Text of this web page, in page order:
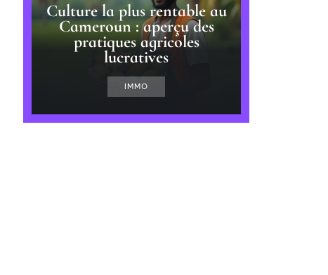
Culture la plus rentable au
Cameroun : aperçu des
pratiques agricoles
lucratives
IMMO